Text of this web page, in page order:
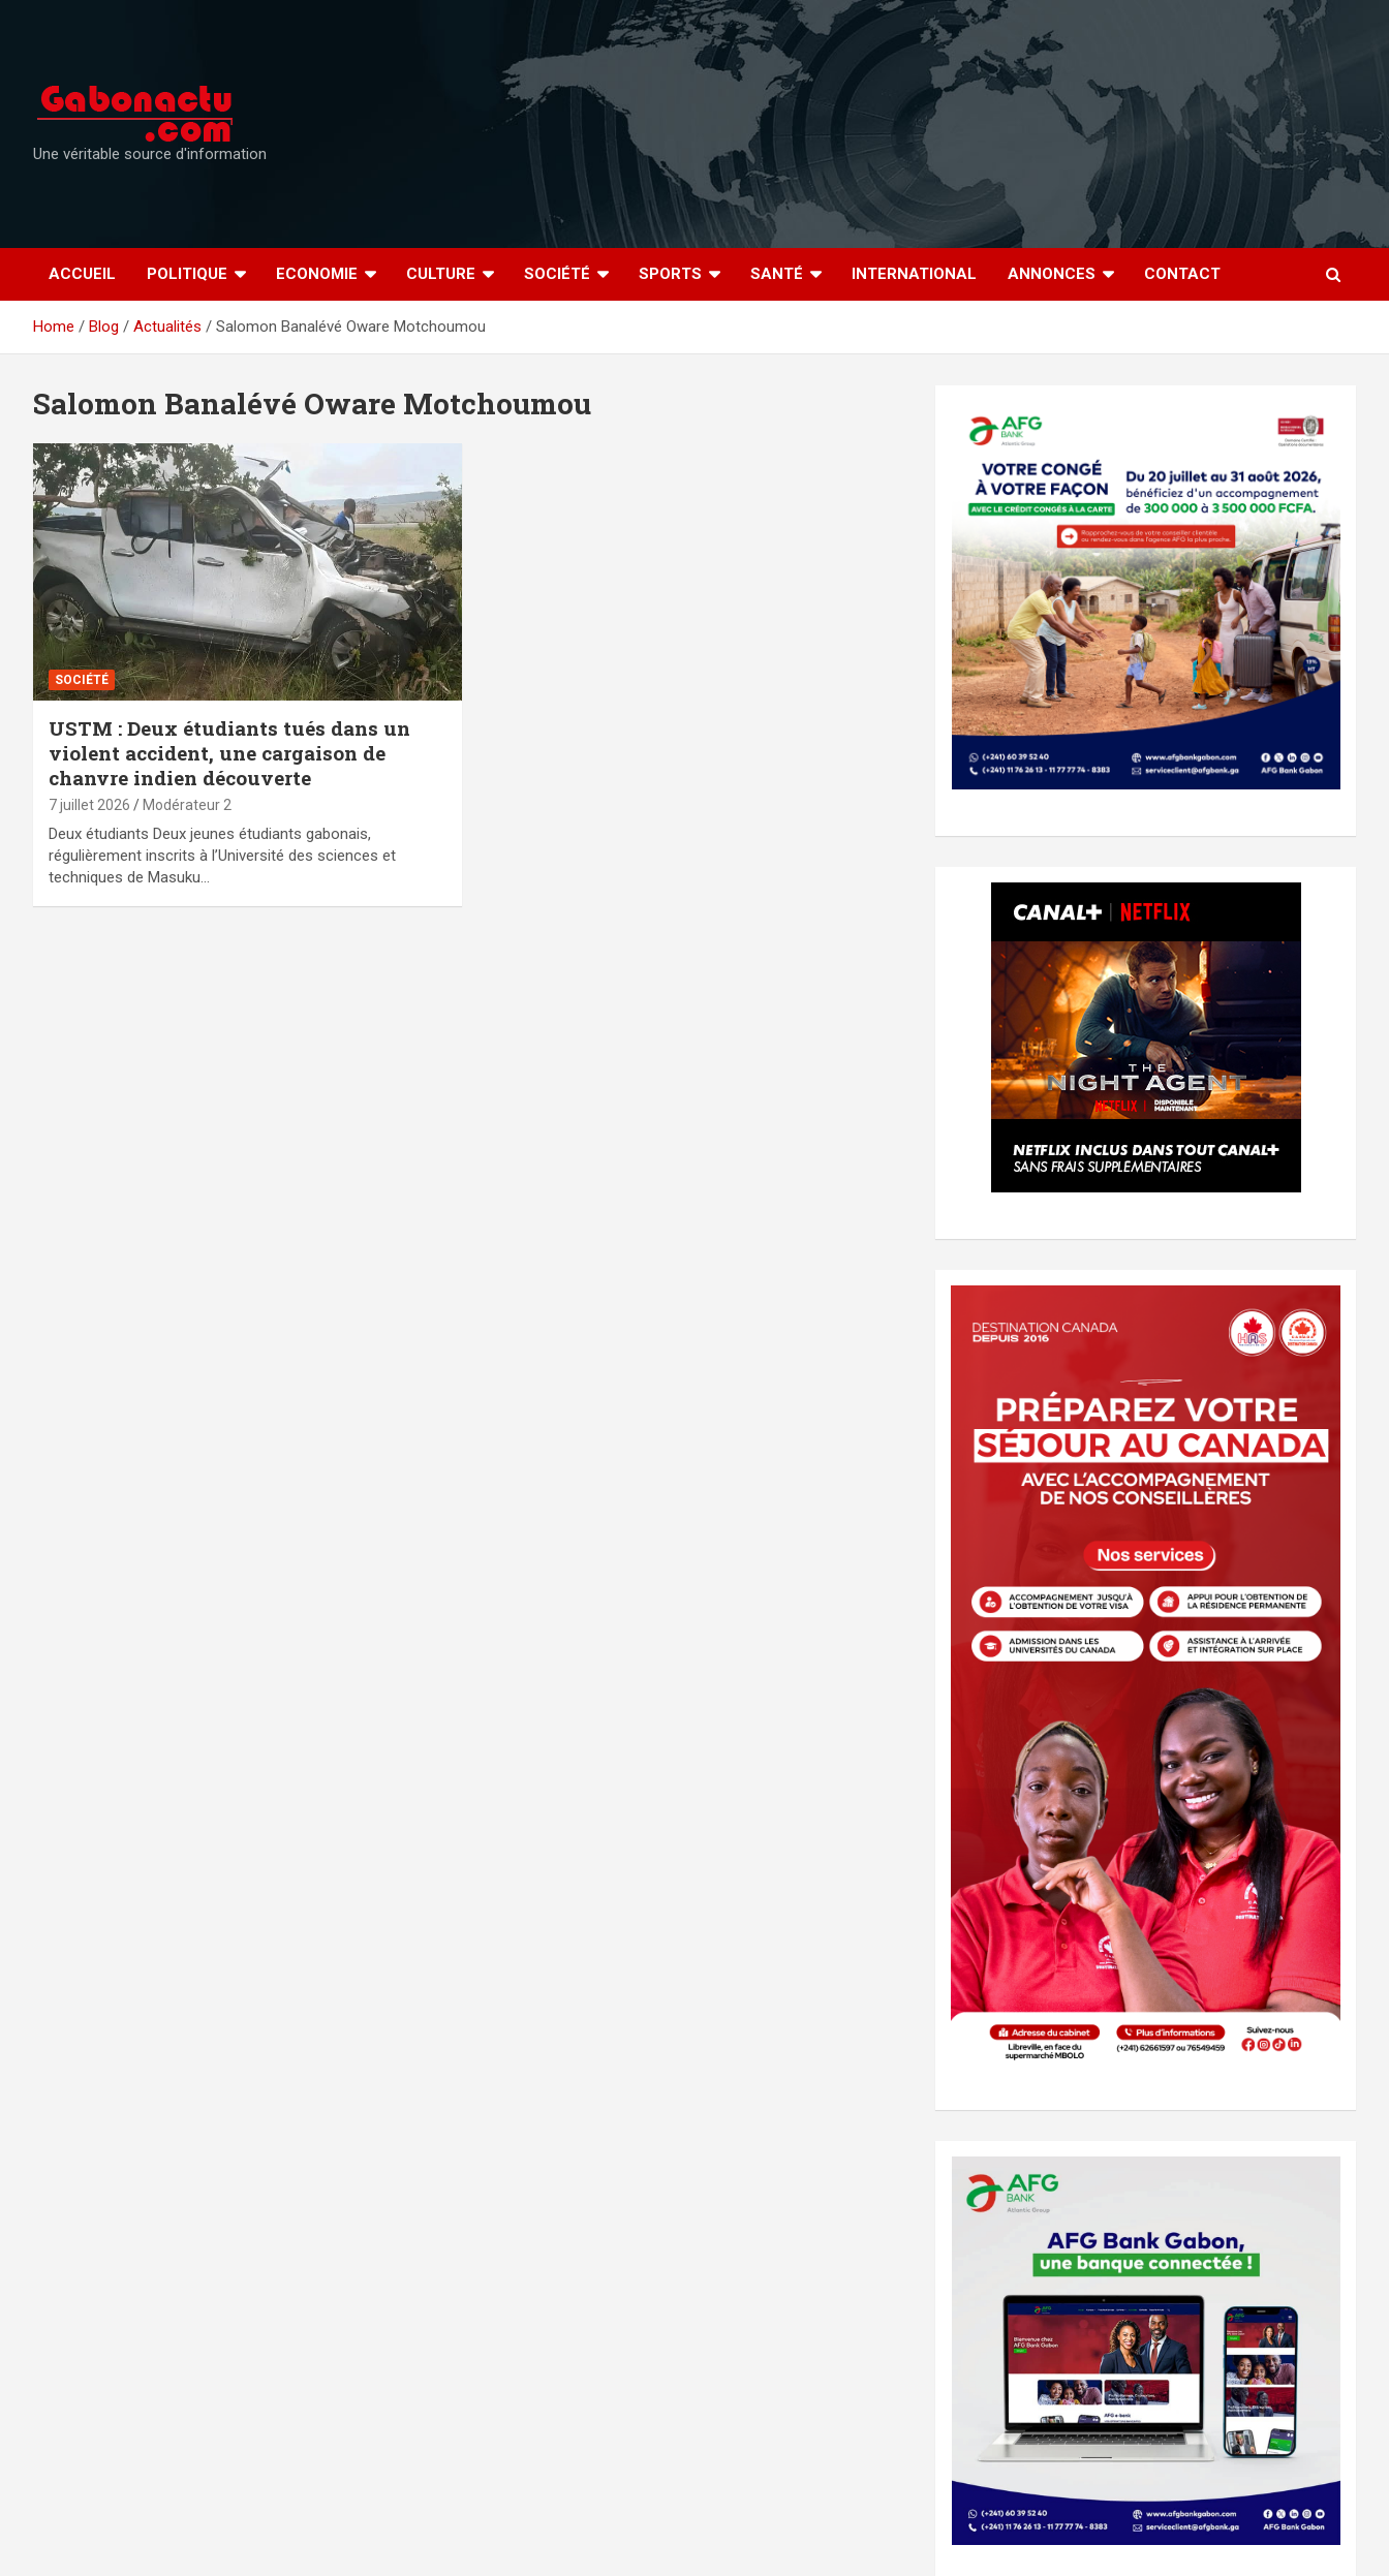
Une véritable source d'information
ACCUEIL POLITIQUE ECONOMIE CULTURE SOCIÉTÉ SPORTS SANTÉ INTERNATIONAL ANNONCES CONTACT
Home Blog Actualités Salomon Banalévé Oware Motchoumou
Salomon Banalévé Oware Motchoumou
SOCIÉTÉ
USTM : Deux étudiants tués dans un
violent accident, une cargaison de
chanvre indien découverte
7 juillet 2026 Modérateur 2
Deux étudiants Deux jeunes étudiants gabonais,
régulièrement inscrits à l’Université des sciences et
techniques de Masuku…